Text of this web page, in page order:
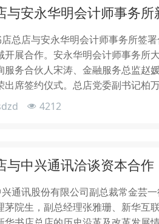
与安永华明会计师事务
总店与安永华明会计师事务所签
开展合作。安永华明会计师事务所
务合伙人宋涛、金融服务总监赵
出席签约仪式。总店党委副书记柏
4212
与中兴通讯洽谈资本合作
通讯股份有限公司副总裁常金芸
茅院生，副总经理张雅珊、新华互